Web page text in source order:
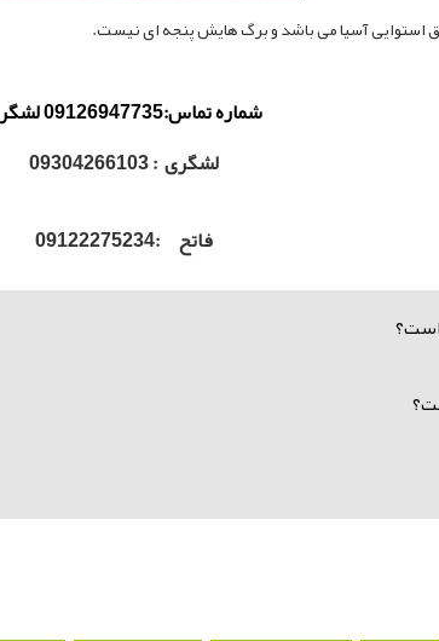
استوایی آسیا می باشد و برگ هایش پنجه ای نیست.
شماره تماس:09126947735 لشگری
لشگری : 09304266103
فاتح :09122275234